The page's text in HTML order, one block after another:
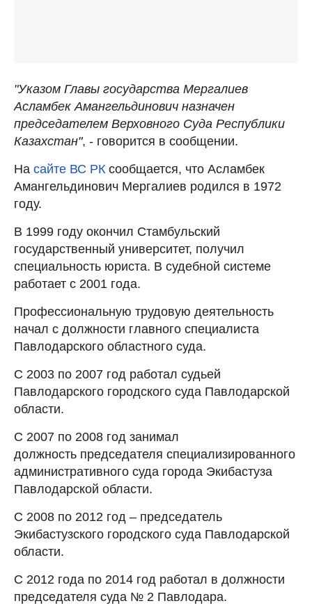
"Указом Главы государства Мергалиев
Асламбек Амангельдинович назначен
председателем Верховного Суда Республики
Казахстан", - говорится в сообщении.
На сайте ВС РК сообщается, что Асламбек
Амангельдинович Мергалиев родился в 1972
году.
В 1999 году окончил Стамбульский
государственный университет, получил
специальность юриста. В судебной системе
работает с 2001 года.
Профессиональную трудовую деятельность
начал с должности главного специалиста
Павлодарского областного суда.
С 2003 по 2007 год работал судьей
Павлодарского городского суда Павлодарской
области.
С 2007 по 2008 год занимал
должность председателя специализированного
административного суда города Экибастуза
Павлодарской области.
С 2008 по 2012 год – председатель
Экибастузского городского суда Павлодарской
области.
С 2012 года по 2014 год работал в должности
председателя суда № 2 Павлодара.